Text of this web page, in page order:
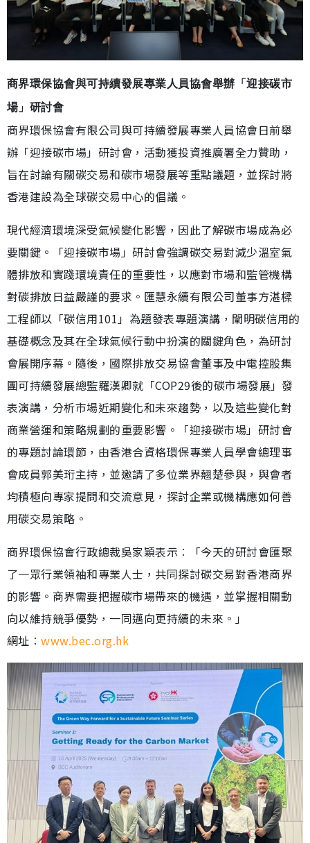
商界環保協會與可持續發展專業人員協會舉辦「迎接碳市
場」研討會
商界環保協會有限公司與可持續發展專業人員協會日前舉
辦「迎接碳市場」研討會，活動獲投資推廣署全力贊助，
旨在討論有關碳交易和碳市場發展等重點議題，並探討將
香港建設為全球碳交易中心的倡議。
現代經濟環境深受氣候變化影響，因此了解碳市場成為必
要關鍵。「迎接碳市場」研討會強調碳交易對減少溫室氣
體排放和實踐環境責任的重要性，以應對市場和監管機構
對碳排放日益嚴謹的要求。匯慧永續有限公司董事方湛樑
工程師以「碳信用101」為題發表專題演講，闡明碳信用的
基礎概念及其在全球氣候行動中扮演的關鍵角色，為研討
會展開序幕。隨後，國際排放交易協會董事及中電控股集
團可持續發展總監羅漢卿就「COP29後的碳市場發展」發
表演講，分析市場近期變化和未來趨勢，以及這些變化對
商業營運和策略規劃的重要影響。「迎接碳市場」研討會
的專題討論環節，由香港合資格環保專業人員學會總理事
會成員郭美珩主持，並邀請了多位業界翹楚參與，與會者
均積極向專家提問和交流意見，探討企業或機構應如何善
用碳交易策略。
商界環保協會行政總裁吳家穎表示︰「今天的研討會匯聚
了一眾行業領袖和專業人士，共同探討碳交易對香港商界
的影響。商界需要把握碳市場帶來的機遇，並掌握相關動
向以維持競爭優勢，一同邁向更持續的未來。」
網址︰www.bec.org.hk